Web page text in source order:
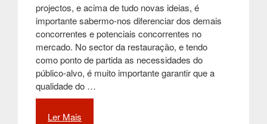
projectos, e acima de tudo novas ideias, é
importante sabermo-nos diferenciar dos demais
concorrentes e potenciais concorrentes no
mercado. No sector da restauração, e tendo
como ponto de partida as necessidades do
público-alvo, é muito importante garantir que a
qualidade do …
Ler Mais